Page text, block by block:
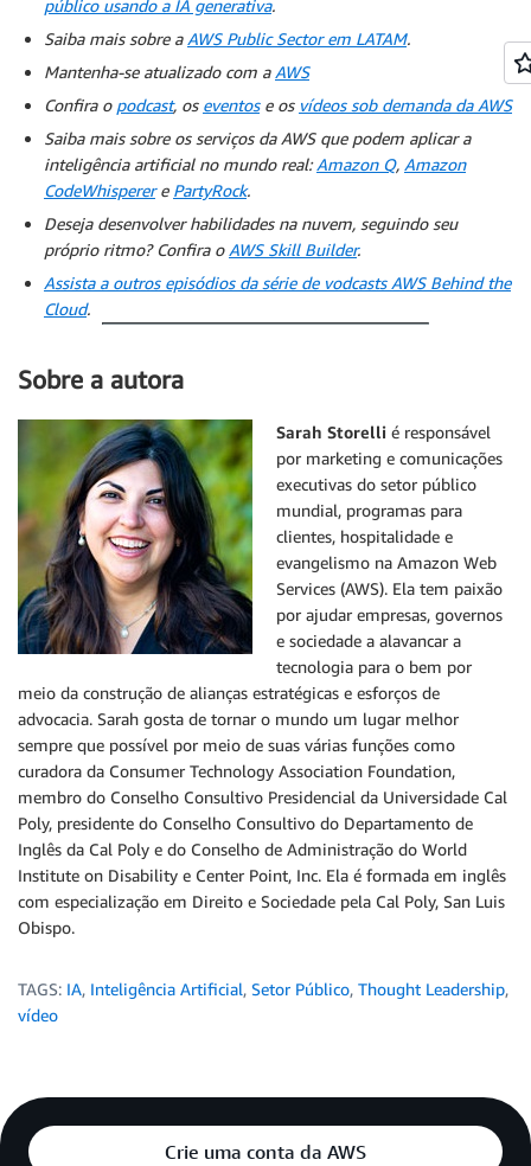
público usando a IA generativa.
Saiba mais sobre a AWS Public Sector em LATAM.
Mantenha-se atualizado com a AWS
Confira o podcast, os eventose os vídeos sob demanda da AWS
Saiba mais sobre os serviços da AWS que podem aplicar a
inteligência artificial no mundo real:Amazon Q, Amazon
CodeWhisperere PartyRock.
Deseja desenvolver habilidades na nuvem, seguindo seu
próprio ritmo? Confira o AWS Skill Builder.
Assista a outros episódios da série de vodcasts AWS Behind the
Cloud.
Sobre a autora
Sarah Storelli é responsável
por marketing e comunicações
executivas do setor público
mundial, programas para
clientes, hospitalidade e
evangelismo na Amazon Web
Services (AWS). Ela tem paixão
por ajudar empresas, governos
e sociedade a alavancar a
tecnologia para o bem por
meio da construção de alianças estratégicas e esforços de
advocacia. Sarah gosta de tornar o mundo um lugar melhor
sempre que possível por meio de suas várias funções como
curadora da Consumer Technology Association Foundation,
membro do Conselho Consultivo Presidencial da Universidade Cal
Poly, presidente do Conselho Consultivo do Departamento de
Inglês da Cal Poly e do Conselho de Administração do World
Institute on Disability e Center Point, Inc. Ela é formada em inglês
com especialização em Direito e Sociedade pela Cal Poly, San Luis
Obispo.
TAGS: IA, Inteligência Artificial, Setor Público, Thought Leadership,
vídeo
Crie uma conta da AWS